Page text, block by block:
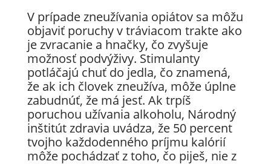
V prípade zneužívania opiátov sa môžu
objaviť poruchy v tráviacom trakte ako
je zvracanie a hnačky, čo zvyšuje
možnosť podvýživy. Stimulanty
potláčajú chuť do jedla, čo znamená,
že ak ich človek zneužíva, môže úplne
zabudnúť, že má jesť. Ak trpíš
poruchou užívania alkoholu, Národný
inštitút zdravia uvádza, že 50 percent
tvojho každodenného príjmu kalórií
môže pochádzať z toho, čo piješ, nie z